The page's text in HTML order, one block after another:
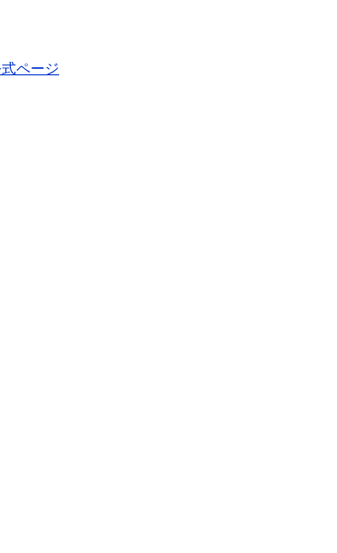
ページ